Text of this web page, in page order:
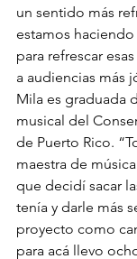
un sentido más
estamos
para refrescar
a audiencias más
Mila es graduada
musical del
de Puerto Rico.
maestra de
que decidí sacar
tenía y darle más
proyecto como
para acá llevo